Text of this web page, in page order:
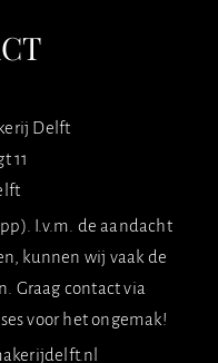
Delft
11
I.v.m. de aandacht
kunnen wij vaak de
Graag contact via
voor het ongemak!